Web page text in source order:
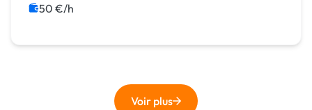
Photoshop
50 €/h
Voir plus